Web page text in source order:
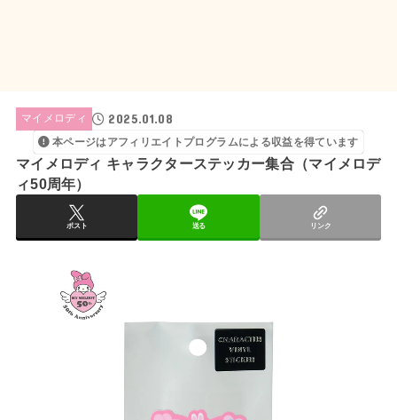
マイメロディ 2025.01.08
本ページはアフィリエイトプログラムによる収益を得ています
マイメロディ キャラクターステッカー集合（マイメロデ
ィ50周年）
ポスト 送る リンク